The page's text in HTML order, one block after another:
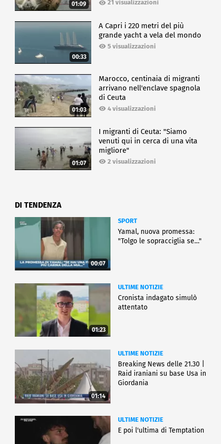
01:09 21 visualizzazioni
00:33
A Capri i 220 metri del più
grande yacht a vela del mondo
5 visualizzazioni
01:03
Marocco, centinaia di migranti
arrivano nell'enclave spagnola
di Ceuta
4 visualizzazioni
01:07
I migranti di Ceuta: "Siamo
venuti qui in cerca di una vita
migliore"
2 visualizzazioni
DI TENDENZA
00:07
SPORT
Yamal, nuova promessa:
"Tolgo le sopracciglia se…"
01:23
ULTIME NOTIZIE
Cronista indagato simulò
attentato
01:14
ULTIME NOTIZIE
Breaking News delle 21.30 |
Raid iraniani su base Usa in
Giordania
ULTIME NOTIZIE
E poi l'ultima di Temptation